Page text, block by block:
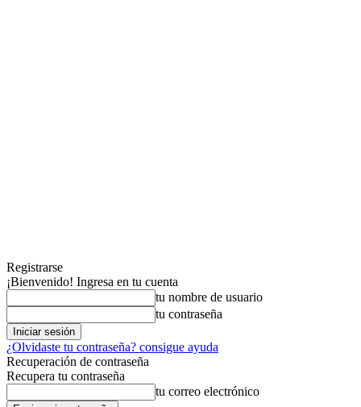
Registrarse
¡Bienvenido! Ingresa en tu cuenta
tu nombre de usuario
tu contraseña
¿Olvidaste tu contraseña? consigue ayuda
Recuperación de contraseña
Recupera tu contraseña
tu correo electrónico